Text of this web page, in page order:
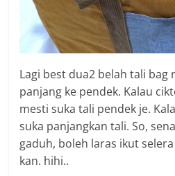
Lagi best dua2 belah tali bag
panjang ke pendek. Kalau
mesti suka tali pendek je.
suka panjangkan tali. So,
gaduh, boleh laras ikut
kan. hihi..